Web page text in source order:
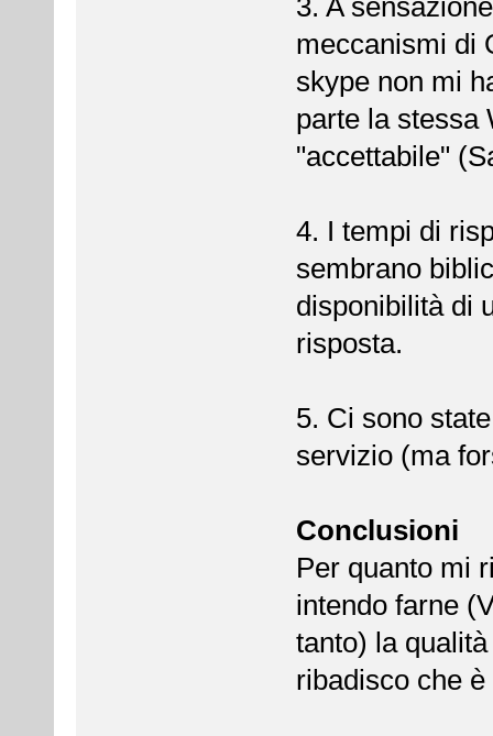
3. A
meccanismi di
skype non mi
parte la stessa
"accettabile"
4. I tempi di
sembrano
disponibilità di
risposta.
5. Ci sono
servizio (ma
Conclusioni
Per quanto mi
intendo farne
tanto) la
ribadisco che